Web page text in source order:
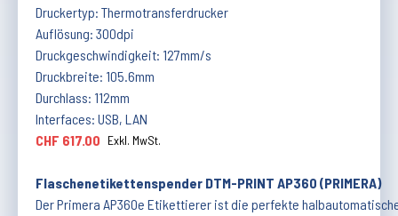
Druckertyp: Thermotransferdrucker
Auflösung: 300dpi
Druckgeschwindigkeit: 127mm/s
Druckbreite: 105.6mm
Durchlass: 112mm
Interfaces: USB, LAN
CHF 617.00 Exkl. MwSt.
Flaschenetikettenspender DTM-PRINT AP360 (PRIMERA)
Der Primera AP360e Etikettierer ist die perfekte